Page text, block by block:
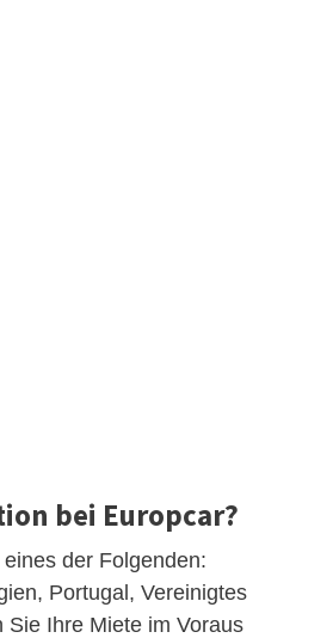
bei Europcar?
der Folgenden:
Portugal, Vereinigtes
Sie Ihre Miete im Voraus